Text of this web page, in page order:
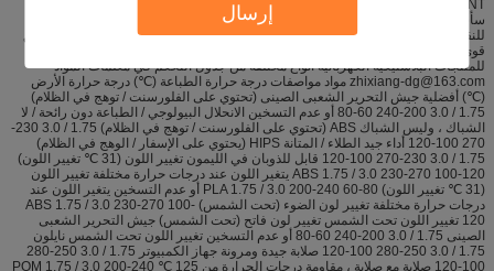
إرسال
للنقل البحري. س 9 : ما هي جودة منتجك؟ a9 : نختار importd المواد الخام. ولدينا فريق
للمنتجات البلاستيكية الكهربائية أنواع مختلفة من جدول التحكم في معلمات المواد
zhixiang-dg@163.com مواد مواصفات درجة حرارة الطباعة (℃) درجة حرارة الأرض
(℃) أفضلية جيش التحرير الشعبى الصينى (تحتوي على الفلورسنت / توهج في الظلام)
1.75 / 3.0 200-240 60-80 أو عدم التسخين الانحلال البيولوجي / الطباعة دون رائحة / لا
الشباك ، وليس الشباك ABS (تحتوي على الفلورسنت / توهج في الظلام) 1.75 / 3.0 230-
270 100-120 أداء جيد الطلاء / المتانة HIPS (يحتوي على الإسفار / الوهج في الظلام)
1.75 / 3.0 230-270 100-120 قابل للذوبان في الليمون تغيير اللون (31 ℃ تغيير اللون)
ABS 1.75 / 3.0 230-270 100-120 يتغير اللون عند درجات حرارة مختلفة تغيير اللون
(31 ℃ تغيير اللون) PLA 1.75 / 3.0 200-240 60-80 أو عدم التسخين يتغير اللون عند
درجات حرارة مختلفة تغيير لون الضوء (تحت الشمس) ABS 1.75 / 3.0 230-270 100-
120 تغيير اللون تحت الشمس تغيير لون فاتح (تحت الشمس) جيش التحرير الشعبى
الصينى 1.75 / 3.0 200-240 60-80 أو عدم التسخين تغيير اللون تحت الشمس نايلون
1.75 / 3.0 250-280 100-120 صلابة جيدة ومرونة جهاز الكمبيوتر 1.75 / 3.0 250-280
100-120 صلابة مع صلابة ، مقاومة درجات الحرارة من 125 ℃ POM 1.75 / 3.0 200-240